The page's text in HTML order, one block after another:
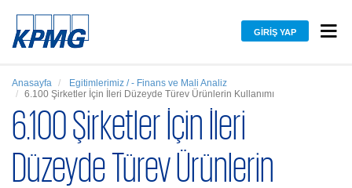
GIRIŞ YAP
Anasayfa
Egitimlerimiz / - Finans ve Mali Analiz
6.100 Şirketler İçin İleri Düzeyde Türev Ürünlerin Kullanımı
6.100 Şirketler İçin İleri
Düzeyde Türev Ürünlerin